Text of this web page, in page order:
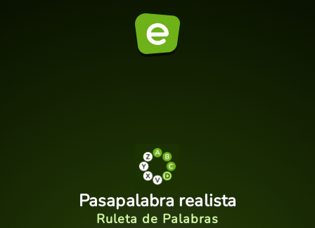
Pasapalabra realista
Ruleta de Palabras